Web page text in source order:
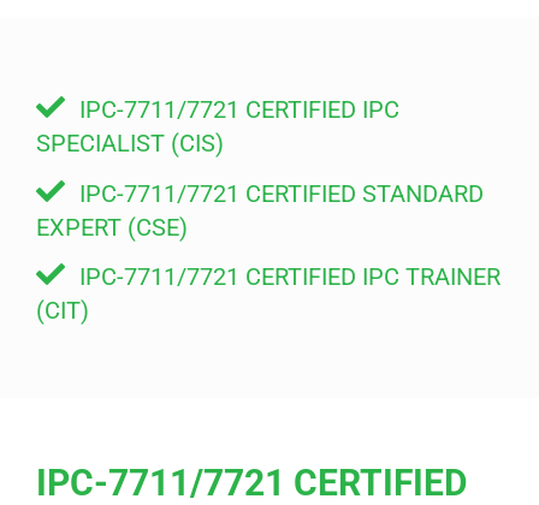
IPC-7711/7721 CERTIFIED IPC
SPECIALIST (CIS)
IPC-7711/7721 CERTIFIED STANDARD
EXPERT (CSE)
IPC-7711/7721 CERTIFIED IPC TRAINER
(CIT)
IPC-7711/7721 CERTIFIED